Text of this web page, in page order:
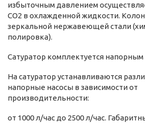
избыточным давлением
CO2 в охлажденной жидкости.
зеркальной нержавеющей стали
полировка).
Сатуратор комплектуется напорным
На сатуратор устанавливаются
напорные насосы в зависимости от
производительности:
от 1000 л/час до 2500 л/час.